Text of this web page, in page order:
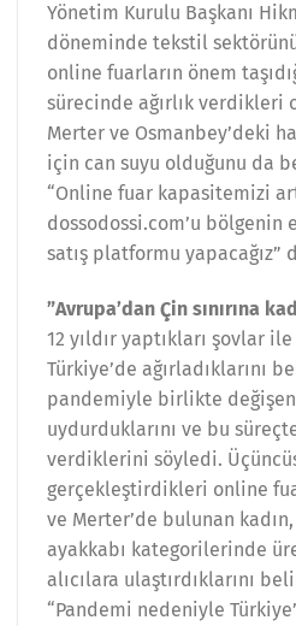
Yönetim Kurulu Başkanı
döneminde tekstil
online fuarların önem
sürecinde ağırlık verdikleri
Merter ve Osmanbey’deki
için can suyu olduğunu da
“Online fuar kapasitemizi
dossodossi.com’u
satış platformu yapacağız”
”Avrupa’dan Çin sınırına
12 yıldır yaptıkları şovlar
Türkiye’de ağırladıklarını
pandemiyle birlikte değişen
uydurduklarını ve bu
verdiklerini söyledi.
gerçekleştirdikleri online
ve Merter’de bulunan
ayakkabı kategorilerinde
alıcılara ulaştırdıklarını
“Pandemi nedeniyle